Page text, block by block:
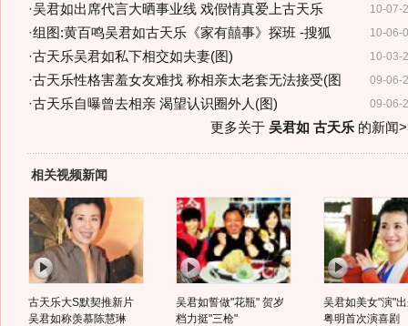
10-07-
·吴君如出席代言大晒事业线 戏假情真爱上古天乐
10-06-
·组图:黄百鸣吴君如古天乐《家有囍事》探班 -搜狐
10-03-
·古天乐吴君如私下相交如夫妻(图)
09-06-
·古天乐性格害羞女友难找 称相亲太老套无法接受(图
09-06-
·古天乐自曝曾去相亲 渴望认识圈外人(图)
更多关于 吴君如 古天乐的新闻
相关视频新闻
古天乐大S默契推新片
吴君如称羡慕陈慧琳
吴君如誓做"花瓶" 贺岁
档力挺"三枪"
吴君如美女"演"
粤明首次演喜剧